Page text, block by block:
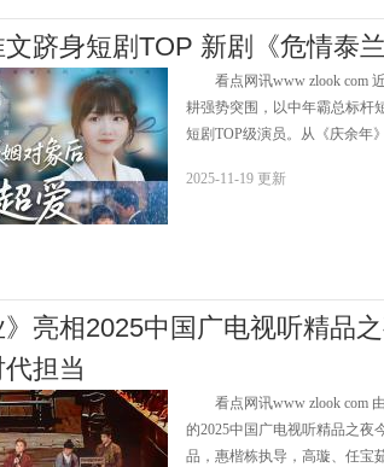
跻身短剧TOP 新剧《危情泰
看点网讯www zlook com 近
耕强势突围，以中年霸总标杆
短剧TOP级演员。从《庆余年
2025-11-19 更新
》亮相2025中国广电视听精品
担当
看点网讯www zlook com 由
的2025中国广电视听精品之夜
品，惠楷栋执导，高璇、任宝